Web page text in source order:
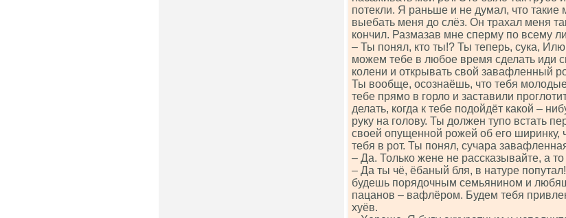
потекли. Я раньше и не думал, что такие
выебать меня до слёз. Он трахал меня
кончил. Размазав мне сперму по всему
– Ты понял, кто ты!? Ты теперь, сука,
можем тебе в любое время сделать иди
колени и открывать свой завафленный
Ты вообще, осознаёшь, что тебя
тебе прямо в горло и заставили
делать, когда к тебе подойдёт какой –
руку на голову. Ты должен тупо встать
своей опущенной рожей об его ширинку,
тебя в рот. Ты понял, сучара
– Да. Только жене не рассказывайте, а
– Да ты чё, ёбаный бля, в натуре
будешь порядочным семьянином и
пацанов – вафлёром. Будем тебя
хуёв.